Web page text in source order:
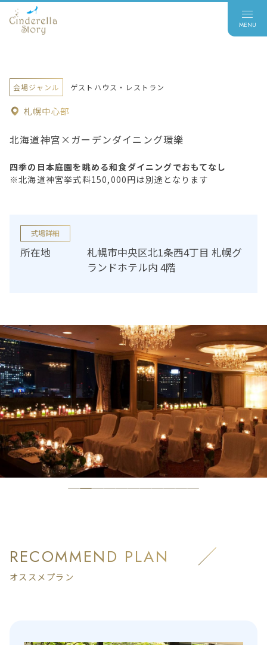
会場ジャンル ゲストハウス・レストラン
札幌中心部
北海道神宮×ガーデンダイニング環樂
四季の日本庭園を眺める和食ダイニングでおもてなし
※北海道神宮挙式料150,000円は別途となります
式場詳細
所在地
札幌市中央区北1条西4丁目 札幌グ
ランドホテル内 4階
RECOMMEND PLAN
オススメプラン